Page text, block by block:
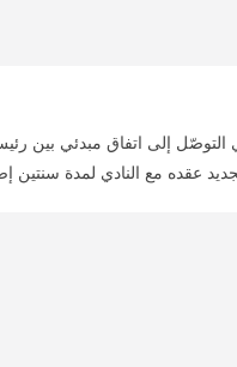
التوصّل إلى اتفاق مبدئي
عقده مع النادي لمدة سنتين